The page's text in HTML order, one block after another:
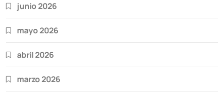
junio 2026
mayo 2026
abril 2026
marzo 2026